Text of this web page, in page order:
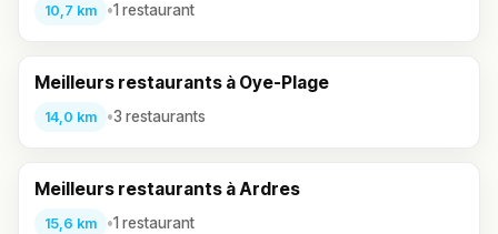
10,7 km •1 restaurant
Meilleurs restaurants à Oye-Plage
14,0 km •3 restaurants
Meilleurs restaurants à Ardres
15,6 km •1 restaurant